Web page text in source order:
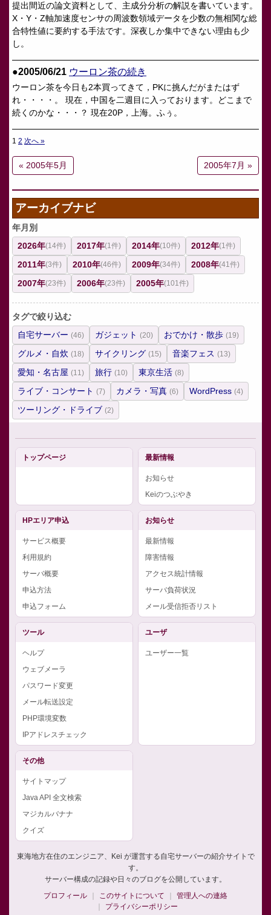
提出間近の論文資料として、主成分分析の解説を書いています。
X・Y・Z軸加速度センサの周波数領域データを少数の無相関な総
合特性値に要約する手法です。深夜しか集中できない理由も少
し。
●2005/06/21 ウーロン茶の続き
ウーロン茶を今日も2本買ってきて，PKに挑んだがまたはず
れ・・・・。 現在，中国を二週目に入っております。どこまで
続くのかな・・・？ 現在20P，上海。ふぅ。
投
稿
の
ペ
ー
ジ
送
り
1 2 次へ »
« 2005年5月 2005年7月 »
アーカイブナビ
年月別
2026年(14件) 2017年(1件) 2014年(10件) 2012年(1件)
2011年(3件) 2010年(46件) 2009年(34件) 2008年(41件)
2007年(23件) 2006年(23件) 2005年(101件)
タグで絞り込む
自宅サーバー (46) ガジェット (20) おでかけ・散歩 (19)
グルメ・自炊 (18) サイクリング (15) 音楽フェス (13)
愛知・名古屋 (11) 旅行 (10) 東京生活 (8)
ライブ・コンサート (7) カメラ・写真 (6) WordPress (4)
ツーリング・ドライブ (2)
トップページ 最新情報
お知らせ
Keiのつぶやき
HPエリア申込
サービス概要
利用規約
サーバ概要
申込方法
申込フォーム
お知らせ
最新情報
障害情報
アクセス統計情報
サーバ負荷状況
メール受信拒否リスト
ツール
ヘルプ
ウェブメーラ
パスワード変更
メール転送設定
PHP環境変数
IPアドレスチェック
ユーザ
ユーザー一覧
その他
サイトマップ
Java API 全文検索
マジカルバナナ
クイズ
東海地方在住のエンジニア、Kei が運営する自宅サーバーの紹介サイトで
す。
サーバー構成の記録や日々のブログを公開しています。
プロフィール
このサイトについて
管理人への連絡
プライバシーポリシー